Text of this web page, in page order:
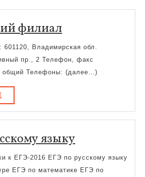
филиалПокровский
филиал
601120, Владимирская обл.
пр., 2 Телефон, факс
общий Телефоны: (далее…)
ПОДРОБНЕЕ
языкуЕГЭ
по
русскому
к ЕГЭ-2016 ЕГЭ по русскому языку
ЕГЭ по математике ЕГЭ по